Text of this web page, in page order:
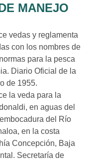
MANEJO
vedas y reglamenta
con los nombres de
para la pesca
Diario Oficial de la
de 1955.
la veda para la
en aguas del
del Río
en la costa
Concepción, Baja
Secretaría de